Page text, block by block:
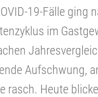
19-Fälle ging
im
Aufschwung,
rasch. Heute